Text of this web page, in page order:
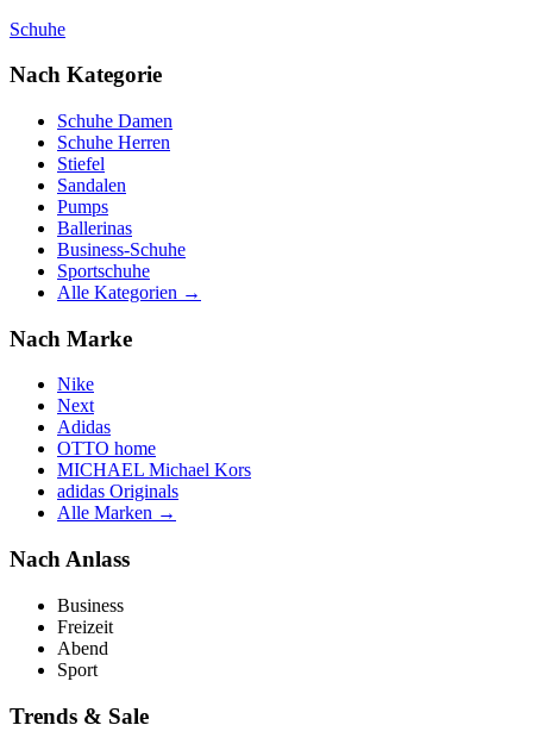
Schuhe
Nach Kategorie
Schuhe Damen
Schuhe Herren
Stiefel
Sandalen
Pumps
Ballerinas
Business-Schuhe
Sportschuhe
Alle Kategorien →
Nach Marke
Nike
Next
Adidas
OTTO home
MICHAEL Michael Kors
adidas Originals
Alle Marken →
Nach Anlass
Business
Freizeit
Abend
Sport
Trends & Sale